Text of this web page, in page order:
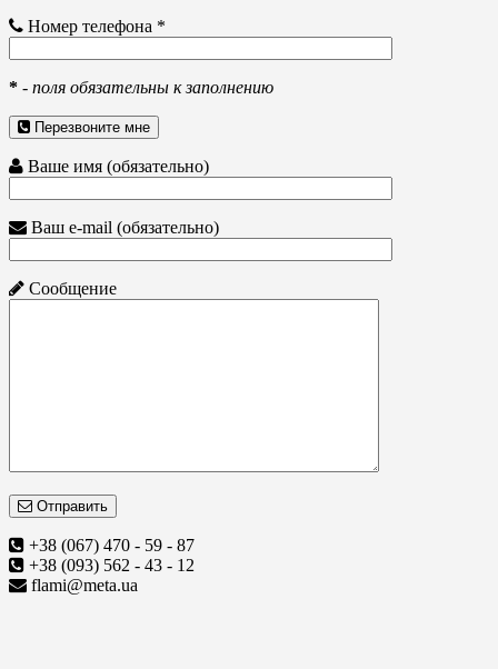
Номер телефона *
* - поля обязательны к заполнению
Перезвоните мне
Ваше имя (обязательно)
Ваш e-mail (обязательно)
Сообщение
Отправить
+38 (067) 470 - 59 - 87
+38 (093) 562 - 43 - 12
flami@meta.ua